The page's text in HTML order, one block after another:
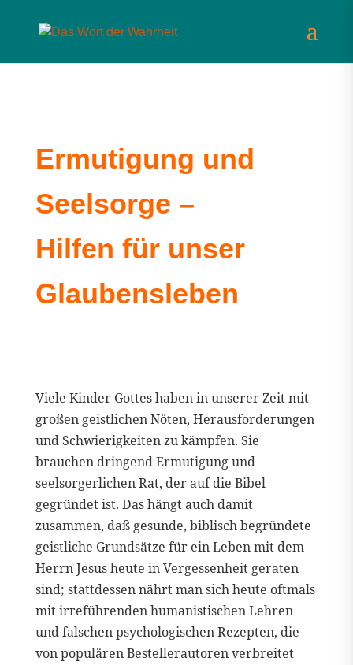
Ermutigung und
Seelsorge –
Hilfen für unser
Glaubensleben
Viele Kinder Gottes haben in unserer Zeit mit
großen geistlichen Nöten, Herausforderungen
und Schwierigkeiten zu kämpfen. Sie
brauchen dringend Ermutigung und
seelsorgerlichen Rat, der auf die Bibel
gegründet ist. Das hängt auch damit
zusammen, daß gesunde, biblisch begründete
geistliche Grundsätze für ein Leben mit dem
Herrn Jesus heute in Vergessenheit geraten
sind; stattdessen nährt man sich heute oftmals
mit irreführenden humanistischen Lehren
und falschen psychologischen Rezepten, die
von populären Bestellerautoren verbreitet